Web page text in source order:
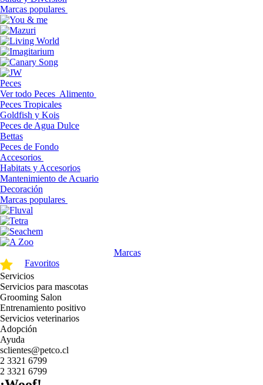
Marcas populares
Peces
Ver todo Peces Alimento
Peces Tropicales
Goldfish y Kois
Peces de Agua Dulce
Bettas
Peces de Fondo
Accesorios
Habitats y Accesorios
Mantenimiento de Acuario
Decoración
Marcas populares
Marcas
Favoritos
Servicios
Servicios para mascotas
Grooming Salon
Entrenamiento positivo
Servicios veterinarios
Adopción
Ayuda
sclientes@petco.cl
2 3321 6799
2 3321 6799